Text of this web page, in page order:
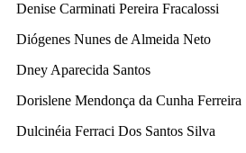
Denise Carminati Pereira Fracalossi
Diógenes Nunes de Almeida Neto
Dney Aparecida Santos
Dorislene Mendonça da Cunha Ferreira
Dulcinéia Ferraci Dos Santos Silva